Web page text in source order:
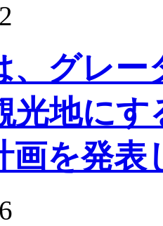
、グレ
光地に
画を発表